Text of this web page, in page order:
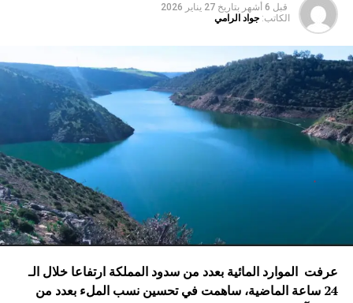
قبل 6 أشهر بتاريخ 27 يناير 2026
الكاتب: جواد الرامي
عرفت الموارد المائية بعدد من سدود المملكة ارتفاعا خلال الـ
24 ساعة الماضية، ساهمت في تحسين نسب الملء بعدد من